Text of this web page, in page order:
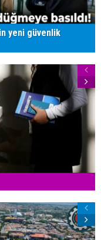
yeni güvenlik